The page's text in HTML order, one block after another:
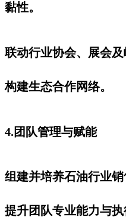
黏性。
联动行业协会、展会
构建生态合作网络。
4.团队管理与赋能
组建并培养石油行业
提升团队专业能力与执